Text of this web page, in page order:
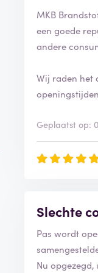
MKB
een goede
andere
Wij raden het
Geplaatst op:
Slechte
Pas wordt
Nu